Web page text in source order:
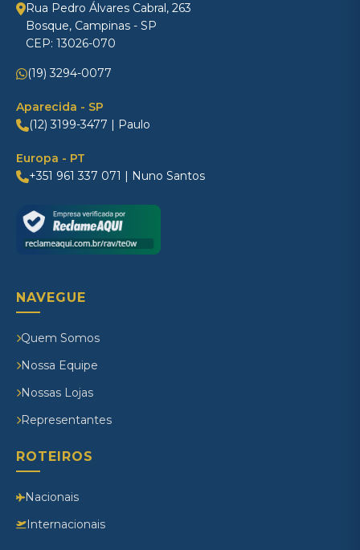
Rua Pedro Álvares Cabral, 263
Bosque, Campinas - SP
CEP: 13026-070
(19) 3294-0077
Aparecida - SP
(12) 3199-3477 | Paulo
Europa - PT
+351 961 337 071 | Nuno Santos
NAVEGUE
Quem Somos
Nossa Equipe
Nossas Lojas
Representantes
ROTEIROS
Nacionais
Internacionais